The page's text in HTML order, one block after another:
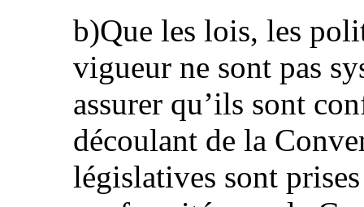
b)Que les lois, les
vigueur ne sont pas
assurer qu’ils sont
découlant de la
législatives sont